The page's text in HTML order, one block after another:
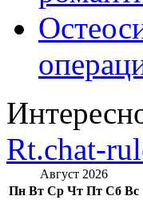
Rt.chat-
Август 2026
Пн Вт Ср Чт Пт Сб Вс